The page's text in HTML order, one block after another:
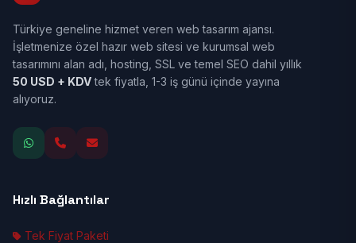
Türkiye geneline hizmet veren web tasarım ajansı.
İşletmenize özel hazır web sitesi ve kurumsal web
tasarımını alan adı, hosting, SSL ve temel SEO dahil yıllık
50 USD + KDVtek fiyatla, 1-3 iş günü içinde yayına
alıyoruz.
Hızlı Bağlantılar
Tek Fiyat Paketi